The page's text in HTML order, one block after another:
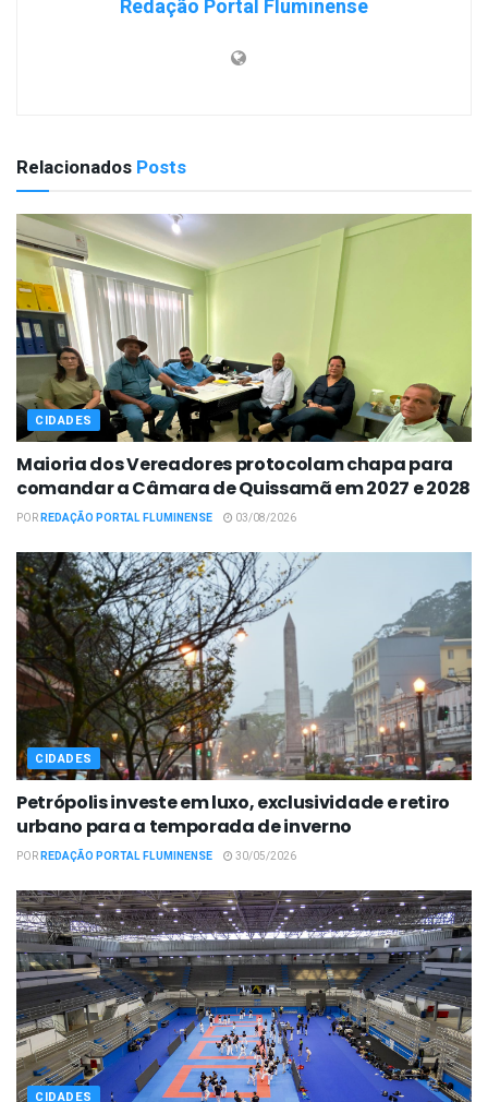
Redação Portal Fluminense
Relacionados Posts
CIDADES
Maioria dos Vereadores protocolam chapa para
comandar a Câmara de Quissamã em 2027 e 2028
PORREDAÇÃO PORTAL FLUMINENSE 03/08/2026
CIDADES
Petrópolis investe em luxo, exclusividade e retiro
urbano para a temporada de inverno
PORREDAÇÃO PORTAL FLUMINENSE 30/05/2026
CIDADES